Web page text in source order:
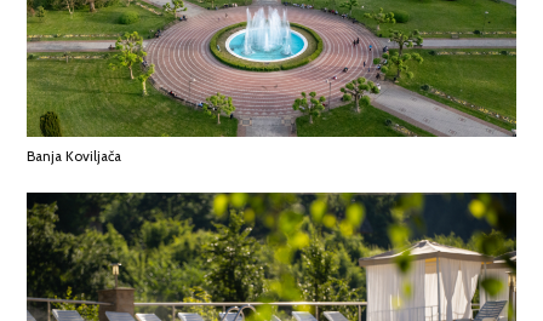
Banja Koviljača